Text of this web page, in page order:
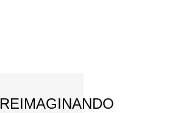
REIMAGINANDO